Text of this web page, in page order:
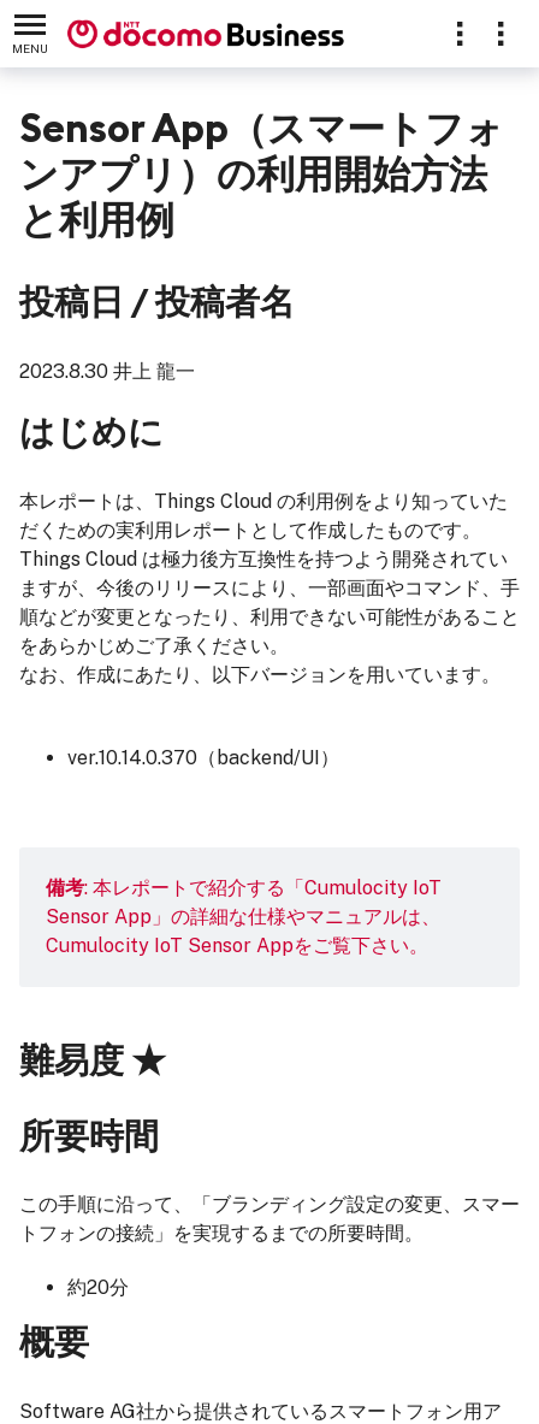
MENU
Sensor App（スマートフォ
ンアプリ）の利用開始方法
と利用例
投稿日 / 投稿者名
2023.8.30 井上 龍一
はじめに
本レポートは、Things Cloud の利用例をより知っていた
だくための実利用レポートとして作成したものです。
Things Cloud は極力後方互換性を持つよう開発されてい
ますが、今後のリリースにより、一部画面やコマンド、手
順などが変更となったり、利用できない可能性があること
をあらかじめご了承ください。
なお、作成にあたり、以下バージョンを用いています。
ver.10.14.0.370（backend/UI）
備考: 本レポートで紹介する「Cumulocity IoT
Sensor App」の詳細な仕様やマニュアルは、
Cumulocity IoT Sensor Appをご覧下さい。
難易度 ★
所要時間
この手順に沿って、「ブランディング設定の変更、スマー
トフォンの接続」を実現するまでの所要時間。
約20分
概要
Software AG社から提供されているスマートフォン用ア